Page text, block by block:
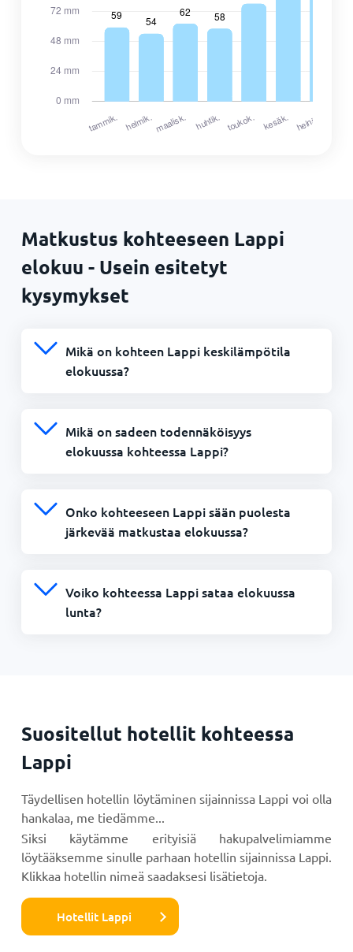
Matkustus kohteeseen Lappi
elokuu - Usein esitetyt
kysymykset
Mikä on kohteen Lappi keskilämpötila
elokuussa?
Mikä on sadeen todennäköisyys
elokuussa kohteessa Lappi?
Onko kohteeseen Lappi sään puolesta
järkevää matkustaa elokuussa?
Voiko kohteessa Lappi sataa elokuussa
lunta?
Suositellut hotellit kohteessa
Lappi
Täydellisen hotellin löytäminen sijainnissa Lappi voi olla
hankalaa, me tiedämme...
Siksi käytämme erityisiä hakupalvelimiamme
löytääksemme sinulle parhaan hotellin sijainnissa Lappi.
Klikkaa hotellin nimeä saadaksesi lisätietoja.
Hotellit Lappi